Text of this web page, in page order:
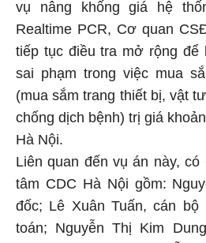
vụ nâng khống giá hệ
Realtime PCR, Cơ quan
tiếp tục điều tra mở rộng để
sai phạm trong việc mua
(mua sắm trang thiết bị, vật
chống dịch bệnh) trị giá
Hà Nội.
Liên quan đến vụ án này, có
tâm CDC Hà Nội gồm:
đốc; Lê Xuân Tuấn, cán bộ
toán; Nguyễn Thị Kim